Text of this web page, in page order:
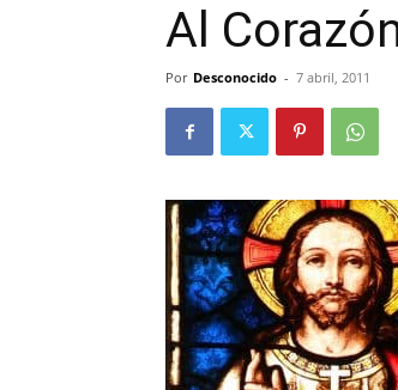
Al
Por Desconocido - 7 abril, 2011